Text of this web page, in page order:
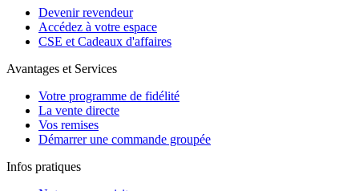
Devenir revendeur
Accédez à votre espace
CSE et Cadeaux d'affaires
Avantages et Services
Votre programme de fidélité
La vente directe
Vos remises
Démarrer une commande groupée
Infos pratiques